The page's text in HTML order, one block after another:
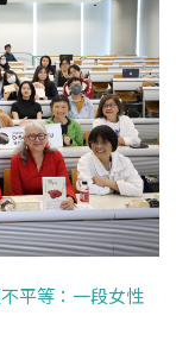
平等：一段女性